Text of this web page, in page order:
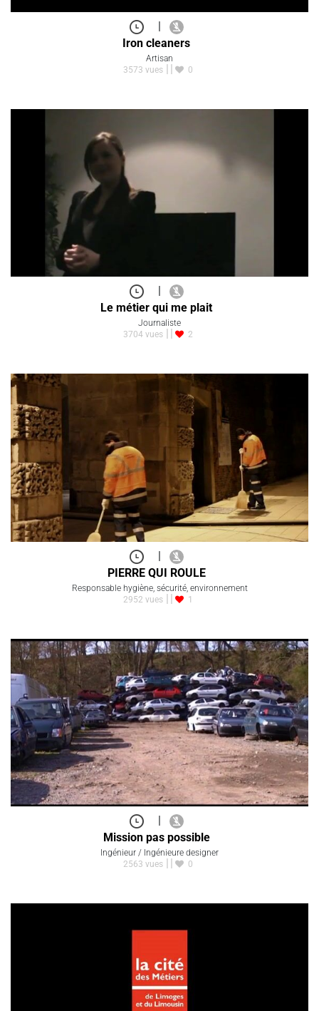
|
Iron cleaners
Artisan
3573 vues
0
Le métier qui me plait
Journaliste
3704 vues
2
|
PIERRE QUI ROULE
Responsable hygiène, sécurité, environnement
2952 vues
1
Mission pas possible
Ingénieur / Ingénieure designer
2563 vues
0